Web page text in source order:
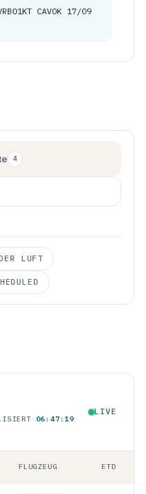
CAVOK 17/09
4
LUFT
06:47:19
LIVE
FLUGZEUG ETD